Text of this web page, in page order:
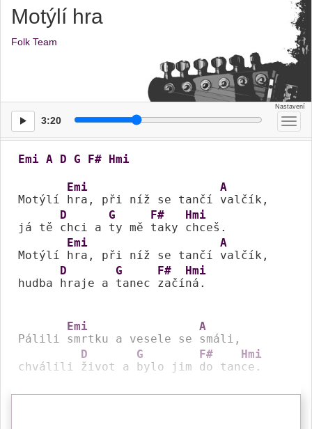
Motýlí hra
Folk Team
3:20
Emi A D G F# Hmi
Motýlí
Emi
hra, při níž se tančí
A
valčík,
já tě
D
chci a
G
ty mě
F#
taky
Hmi
chceš.
Motýlí
Emi
hra, při níž se tančí
A
valčík,
hudba
D
hraje a
G
tanec
F#
začí
Hmi
ná.
Pálili
Emi
smrtku a vesele se
A
smáli,
chválili
D
život a
G
bylo jim
F#
do tan
Hmi
ce.